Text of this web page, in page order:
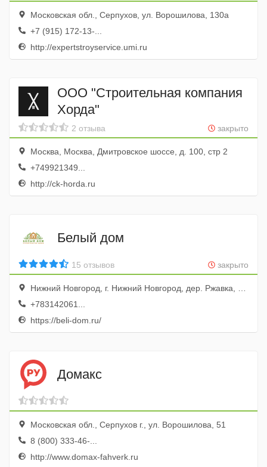
Московская обл., Серпухов, ул. Ворошилова, 130а
+7 (915) 172-13-...
http://expertstroyservice.umi.ru
ООО "Строительная компания
Хорда"
закрыто
2 отзыва
Москва, Москва, Дмитровское шоссе, д. 100, стр 2
+749921349...
http://сk-horda.ru
Белый дом
закрыто
15 отзывов
Нижний Новгород, г. Нижний Новгород, дер. Ржавка, территория Промзона 6. строение 1, корпус Б
+783142061...
https://beli-dom.ru/
Домакс
Московская обл., Серпухов г., ул. Ворошилова, 51
8 (800) 333-46-...
http://www.domax-fahverk.ru